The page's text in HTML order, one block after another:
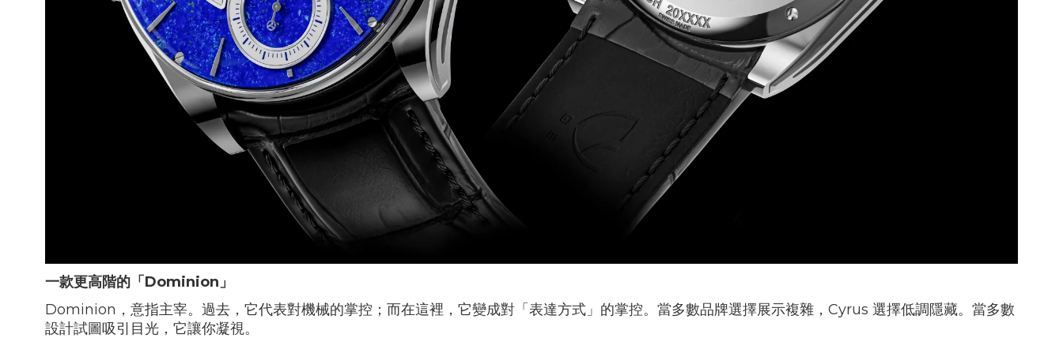
一款更高階的「 Dominion 」
Dominion ，意指主宰。過去，它代表對機械的掌控；而在這裡，它變成對「表達方式」的掌控。當多數品牌選擇展示複雜， Cyrus 選擇低調隱藏。當多數
設計試圖吸引目光，它讓你凝視。